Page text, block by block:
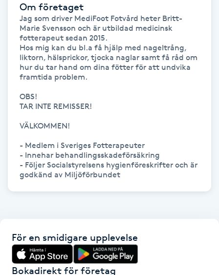
Funktionsanalys
Färgning
Föning
Gel naglar
Gellack
Gellack med förstärkning
Gravidyoga
Gruppträning
Om företaget
Jag som driver MediFoot Fotvård heter Britt-
Marie Svensson och är utbildad medicinsk
fotterapeut sedan 2015.
Hos mig kan du bl.a få hjälp med nageltrång,
liktorn, hälsprickor, tjocka naglar samt få råd om
hur du tar hand om dina fötter för att undvika
framtida problem.
OBS!
TAR INTE REMISSER!
VÄLKOMMEN!
- Medlem i Sveriges Fotterapeuter
- Innehar behandlingsskadeförsäkring
- Följer Socialstyrelsens hygienföreskrifter och är
godkänd av Miljöförbundet
För en smidigare upplevelse
Bokadirekt för företag